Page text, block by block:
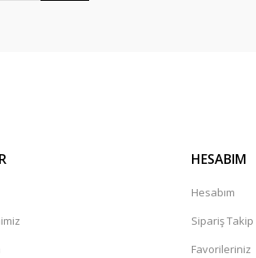
HESABIM
Hesabım
Sipariş Takip
Favorileriniz